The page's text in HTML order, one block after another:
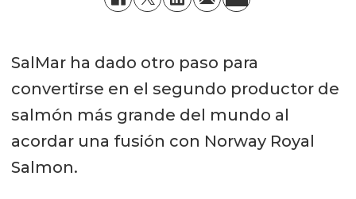
SalMar ha dado otro paso para
convertirse en el segundo productor de
salmón más grande del mundo al
acordar una fusión con Norway Royal
Salmon.